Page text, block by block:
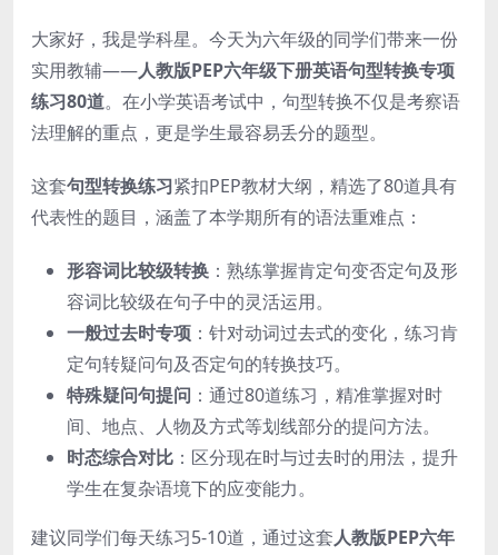
大家好，我是学科星。今天为六年级的同学们带来一份
实用教辅——人教版PEP六年级下册英语句型转换专项
练习80道。在小学英语考试中，句型转换不仅是考察语
法理解的重点，更是学生最容易丢分的题型。
这套句型转换练习紧扣PEP教材大纲，精选了80道具有
代表性的题目，涵盖了本学期所有的语法重难点：
形容词比较级转换 ：熟练掌握肯定句变否定句及形
容词比较级在句子中的灵活运用。
一般过去时专项 ：针对动词过去式的变化，练习肯
定句转疑问句及否定句的转换技巧。
特殊疑问句提问 ：通过80道练习，精准掌握对时
间、地点、人物及方式等划线部分的提问方法。
时态综合对比 ：区分现在时与过去时的用法，提升
学生在复杂语境下的应变能力。
建议同学们每天练习5-10道，通过这套人教版PEP六年